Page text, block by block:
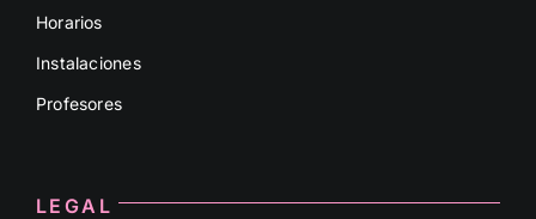
Horarios
Instalaciones
Profesores
LEGAL